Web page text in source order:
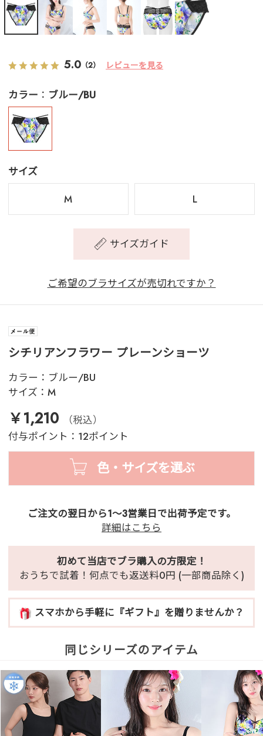
5.0 （2） レビューを見る
カラー ブルー/BU
サイズ
M
L
サイズガイド
ご希望のブラサイズが売切れですか？
シチリアンフラワー プレーンショーツ
カラー： ブルー/BU
サイズ： M
￥1,210
（税込）
付与ポイント：12ポイント
色・サイズを選ぶ
ご注文の翌日から1～3営業日で出荷予定です。
詳細はこちら
初めて当店でブラ購入の方限定！
おうちで試着！何点でも返送料0円 (一部商品除く)
スマホから手軽に『ギフト』を贈りませんか？
同じシリーズのアイテム